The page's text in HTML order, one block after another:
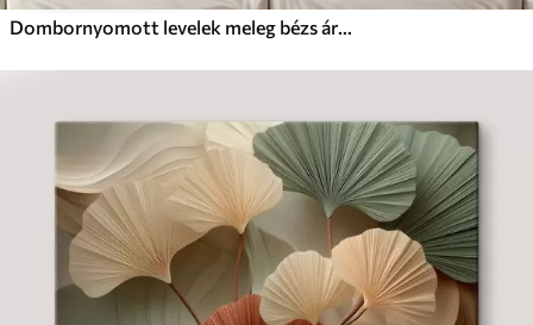
Dombornyomott levelek meleg bézs árnyalatokban